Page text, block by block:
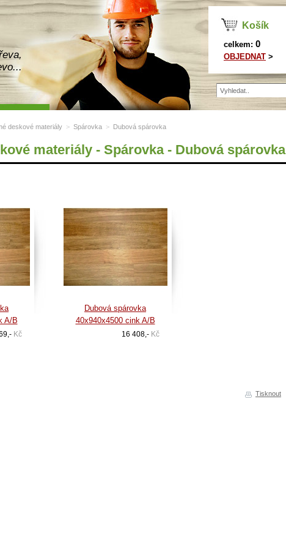
Košík
celkem: 0
OBJEDNAT >
deskové materiály > Spárovka > Dubová spárovka
materiály - Spárovka - Dubová spárovka
A/B
Kč
Dubová spárovka
40x940x4500 cink A/B
16 408,- Kč
Tisknout